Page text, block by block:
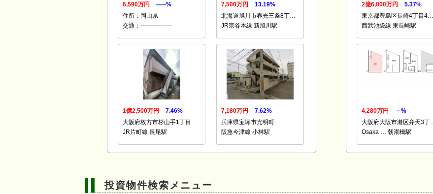
6,590万円
-----%
住所：岡山県 -----------
交通：----------------
7,500万円
13.19%
北海道旭川市春光三条8丁…
JR宗谷本線 新旭川駅
1億2,500万円
7.46%
大阪府枚方市杉山手1丁目
JR片町線 長尾駅
7,180万円
7.62%
兵庫県宝塚市光明町
阪急今津線 小林駅
2億6,800万円
5.37%
東京都豊島区長崎4丁目4…
西武池袋線 東長崎駅
4,280万円
－%
大阪府大阪市港区弁天3丁…
Osaka … 朝潮橋駅
投資物件検索メニュー